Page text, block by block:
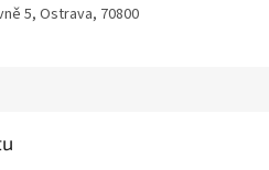
5, Ostrava, 70800